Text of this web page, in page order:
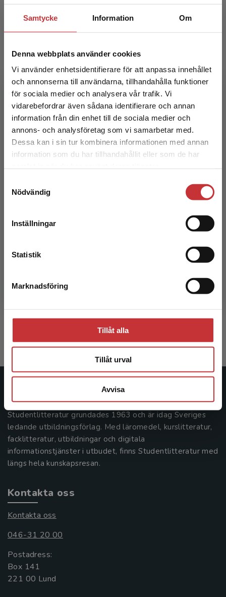
Samtycke Information Om
Denna webbplats använder cookies
Vi använder enhetsidentifierare för att anpassa innehållet
och annonserna till användarna, tillhandahålla funktioner
för sociala medier och analysera vår trafik. Vi
vidarebefordrar även sådana identifierare och annan
information från din enhet till de sociala medier och
annons- och analysföretag som vi samarbetar med.
Dessa kan i sin tur kombinera informationen med annan
information som du har tillhandahållit eller som de har
Nödvändig
Inställningar
Statistik
Marknadsföring
Tillåt alla
Tillåt urval
Avvisa
Begränsad fraktregion
Det verkar som att du besöker
studentlitteratur.se via en enhet utanför Sverige.
Vi erbjuder inte leveranser utanför Sverige. För
att kunna slutföra ett köp måste
Exkl. moms: 323 kr
Kriminologi
Mellgren, Caroline m.fl. (red.)
310 krinkl. moms
Exkl. moms: 292 kr
Kriminologi
191 krinkl. moms
Exkl. moms: 180 kr
Studentlitteratur grundades 1963 och är idag Sveriges
ledande utbildningsförlag. Med läromedel, kurslitteratur,
facklitteratur, utbildningar och digitala
informationstjänster i utbudet, finns Studentlitteratur med
längs hela kunskapsresan.
Kontakta oss
Kontakta oss
046-31 20 00
Postadress:
Box 141
221 00 Lund